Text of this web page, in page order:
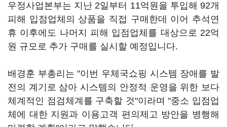
우정사업본부는 지난 2일부터 11억원을 투입해 92개
피해 입점업체의 상품을 직접 구매한데 이어 추석연
휴 이후에도 나머지 피해 입점업체를 대상으로 22억
원 규모로 추가 구매를 실시할 예정입니다.
배경훈 부총리는 "이번 우체국쇼핑 시스템 장애를 발
전의 계기로 삼아 시스템의 안정적 운영을 위한 보다
체계적인 점검체계를 구축할 것"이라며 "중소 입점업
체에 대한 지원과 이용고객 편의제고 방안을 병행해